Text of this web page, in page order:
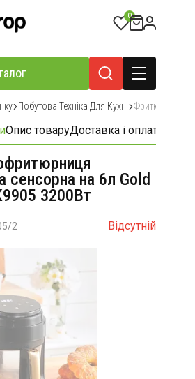
0
Побутова Техніка Для Кухні Фритюрниці
Опис товаруДоставка і оплата
сенсорна на 6л Gold
3200Вт
2 Відсутній